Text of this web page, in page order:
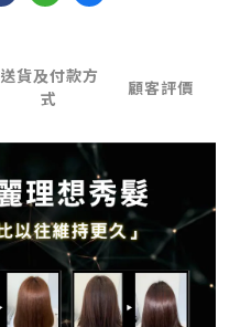
送貨及付款方
式
顧客評價